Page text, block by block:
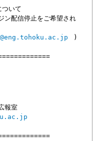
ついて
ン配信停止をご希望され
)
報室